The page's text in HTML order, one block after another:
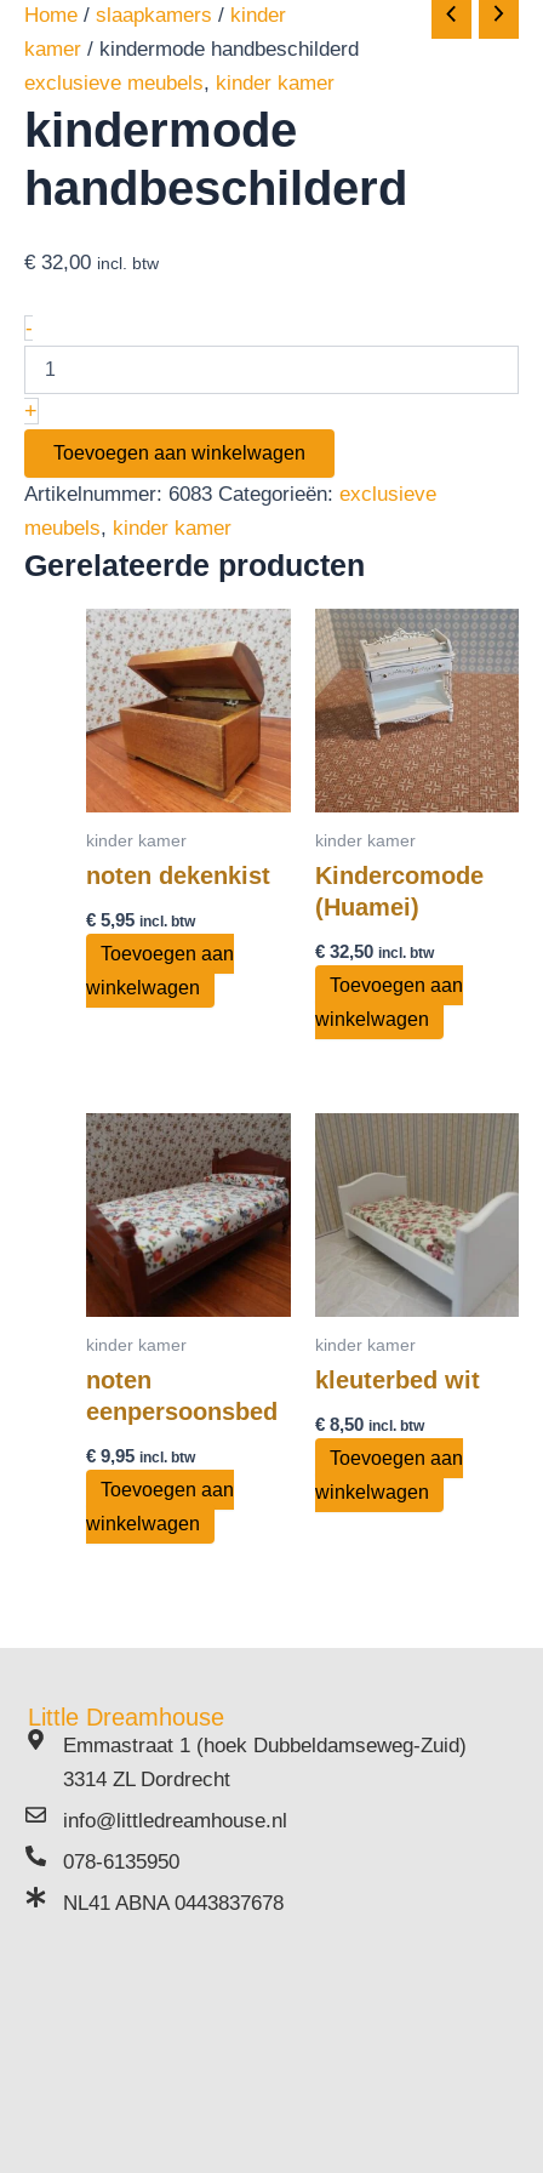
Home / slaapkamers / kinder
kamer / kindermode handbeschilderd
exclusieve meubels, kinder kamer
kindermode
handbeschilderd
€ 32,00 incl. btw
-
+
Toevoegen aan winkelwagen
Artikelnummer: 6083 Categorieën: exclusieve
meubels, kinder kamer
Gerelateerde producten
kinder kamer
noten dekenkist
€ 5,95 incl. btw
Toevoegen aan
winkelwagen
kinder kamer
Kindercomode
(Huamei)
€32,50 incl. btw
Toevoegen aan
winkelwagen
kinder kamer
noten
eenpersoonsbed
€ 9,95 incl. btw
Toevoegen aan
winkelwagen
kinder kamer
kleuterbed wit
€8,50 incl. btw
Toevoegen aan
winkelwagen
Little Dreamhouse
Emmastraat 1 (hoek Dubbeldamseweg-Zuid)
3314 ZL Dordrecht
info@littledreamhouse.nl
078-6135950
NL41 ABNA 0443837678